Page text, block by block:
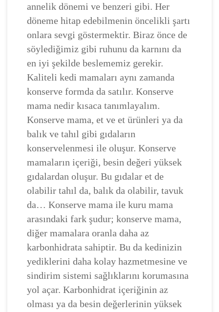
annelik dönemi ve benzeri gibi. Her
döneme hitap edebilmenin öncelikli şartı
onlara sevgi göstermektir. Biraz önce de
söylediğimiz gibi ruhunu da karnını da
en iyi şekilde beslememiz gerekir.
Kaliteli kedi mamaları aynı zamanda
konserve formda da satılır. Konserve
mama nedir kısaca tanımlayalım.
Konserve mama, et ve et ürünleri ya da
balık ve tahıl gibi gıdaların
konservelenmesi ile oluşur. Konserve
mamaların içeriği, besin değeri yüksek
gıdalardan oluşur. Bu gıdalar et de
olabilir tahıl da, balık da olabilir, tavuk
da… Konserve mama ile kuru mama
arasındaki fark şudur; konserve mama,
diğer mamalara oranla daha az
karbonhidrata sahiptir. Bu da kedinizin
yediklerini daha kolay hazmetmesine ve
sindirim sistemi sağlıklarını korumasına
yol açar. Karbonhidrat içeriğinin az
olması ya da besin değerlerinin yüksek